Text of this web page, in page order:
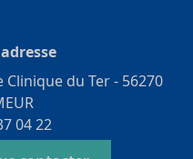
Clinique du Ter - 56270
04 22